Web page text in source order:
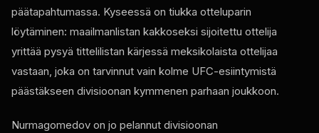
päätapahtumassa. Kyseessä on tiukka otteluparin
löytäminen: maailmanlistan kakkoseksi sijoitettu ottelija
yrittää pysyä tittelilistan kärjessä meksikolaista ottelijaa
vastaan, joka on tarvinnut vain kolme UFC-esiintymistä
päästäkseen divisioonan kymmenen parhaan joukkoon.
Nurmagomedov on jo pelannut divisioonan